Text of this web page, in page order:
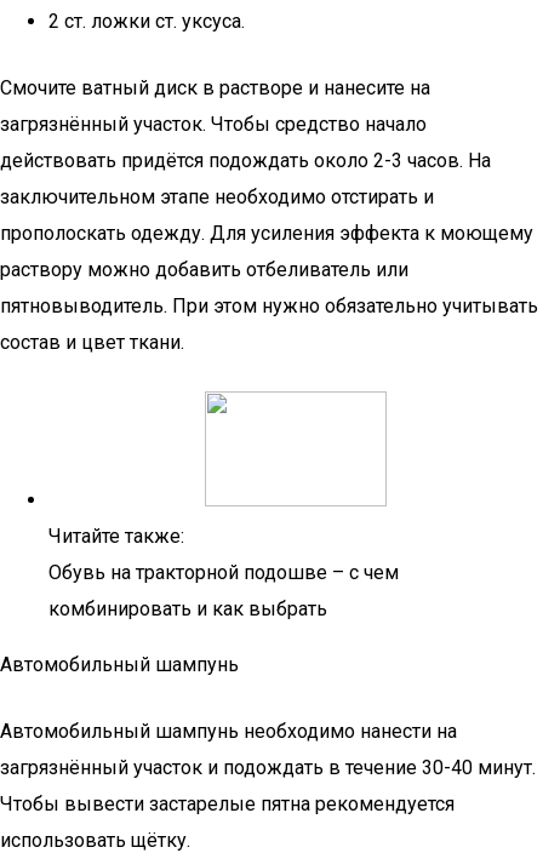
2 ст. ложки ст. уксуса.
Смочите ватный диск в растворе и нанесите на
загрязнённый участок. Чтобы средство начало
действовать придётся подождать около 2-3 часов. На
заключительном этапе необходимо отстирать и
прополоскать одежду. Для усиления эффекта к моющему
раствору можно добавить отбеливатель или
пятновыводитель. При этом нужно обязательно учитывать
состав и цвет ткани.
Читайте также:
Обувь на тракторной подошве – с чем
комбинировать и как выбрать
Автомобильный шампунь
Автомобильный шампунь необходимо нанести на
загрязнённый участок и подождать в течение 30-40 минут.
Чтобы вывести застарелые пятна рекомендуется
использовать щётку.